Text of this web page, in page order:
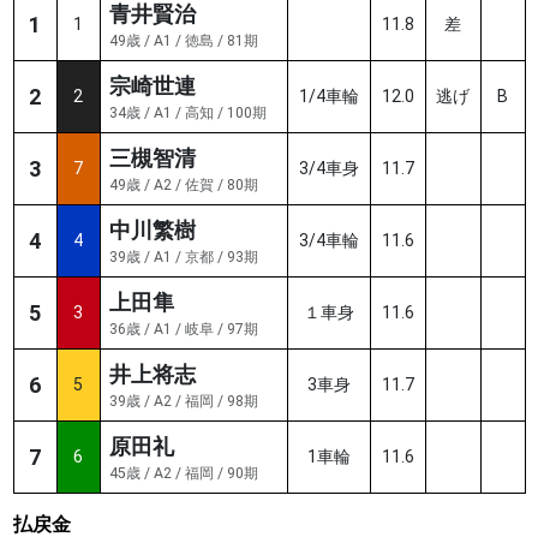
1 1 青井賢治
49歳 / A1 / 徳島 / 81期
11.8 差
2 2 宗崎世連
34歳 / A1 / 高知 / 100期
1/4車輪 12.0 逃げ B
3 7 三槻智清
49歳 / A2 / 佐賀 / 80期
3/4車身 11.7
4 4 中川繁樹
39歳 / A1 / 京都 / 93期
3/4車輪 11.6
5 3 上田隼
36歳 / A1 / 岐阜 / 97期
１車身 11.6
6 5 井上将志
39歳 / A2 / 福岡 / 98期
3車身 11.7
7 6 原田礼
45歳 / A2 / 福岡 / 90期
1車輪 11.6
払戻金